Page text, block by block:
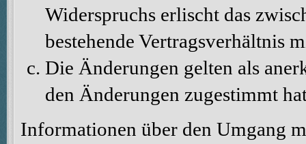
Widerspruchs erlischt das
bestehende Vertragsverhältnis
Die Änderungen gelten als
den Änderungen zugestimmt
Informationen über den Umgang